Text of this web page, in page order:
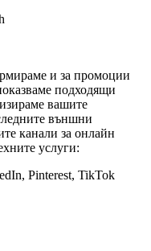
и за промоции
подходящи
вашите
външни
канали за онлайн
услуги:
Pinterest, TikTok